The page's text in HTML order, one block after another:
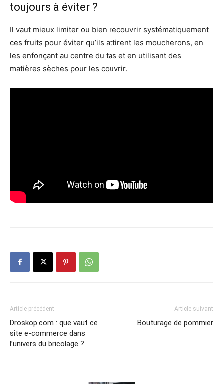
toujours à éviter ?
Il vaut mieux limiter ou bien recouvrir systématiquement
ces fruits pour éviter qu’ils attirent les moucherons, en
les enfonçant au centre du tas et en utilisant des
matières sèches pour les couvrir.
Article précédent
Droskop.com : que vaut ce
site e-commerce dans
l’univers du bricolage ?
Article suivant
Bouturage de pommier